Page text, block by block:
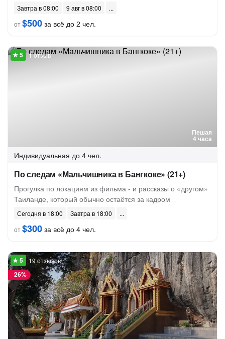
Завтра в 08:00
9 авг в 08:00
от$500 за всё до 2 чел.
Пешая
4 часа
1 отзыв
Индивидуальная до 4 чел.
По следам «Мальчишника в Бангкоке» (21+)
Прогулка по локациям из фильма - и рассказы о «другом»
Таиланде, который обычно остаётся за кадром
Сегодня в 18:00
Завтра в 18:00
от$300 за всё до 4 чел.
-26%
19 отзывов